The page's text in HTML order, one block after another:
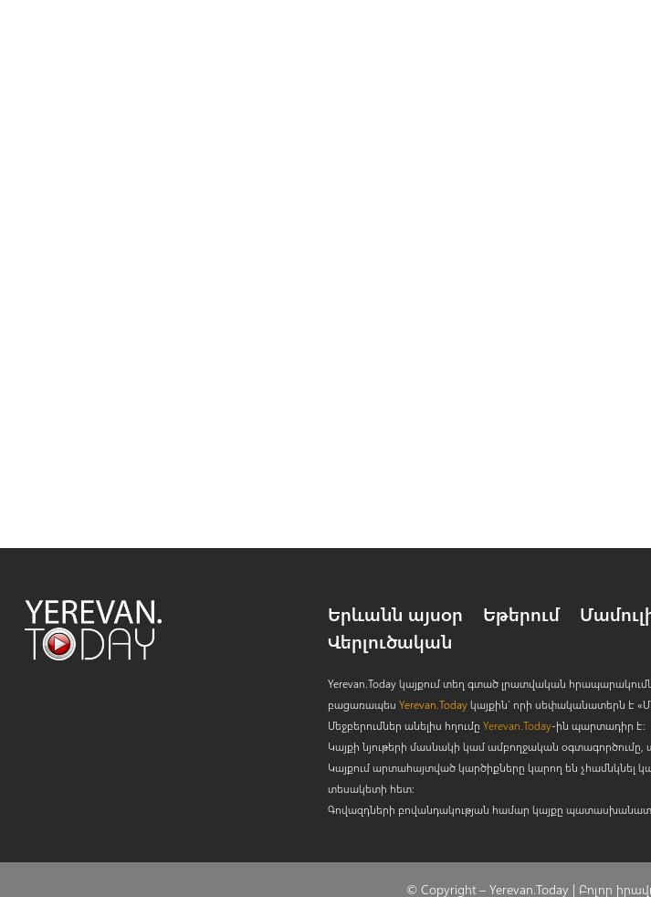
Երևանն այսօր Եթերում
Վերլուծական
Yerevan.Today կայքում տեղ գտած լրատվական
բացառապեսYerevan.Todayկայքին` որի սեփականատերն է
Մեջբերումներ անելիս հղումըYerevan.Today-ին պարտադիր է:
Կայքի նյութերի մասնակի կամ ամբողջական
Կայքում արտահայտված կարծիքները կարող են չհամնկնել
տեսակետի հետ:
Գովազդների բովանդակության համար կայքը
© Copyright – Yerevan.Today | Բոլոր